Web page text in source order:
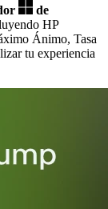
de
HP
Ánimo, Tasa
tu experiencia